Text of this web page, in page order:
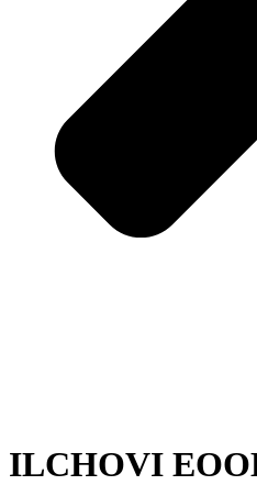
ILCHOVI